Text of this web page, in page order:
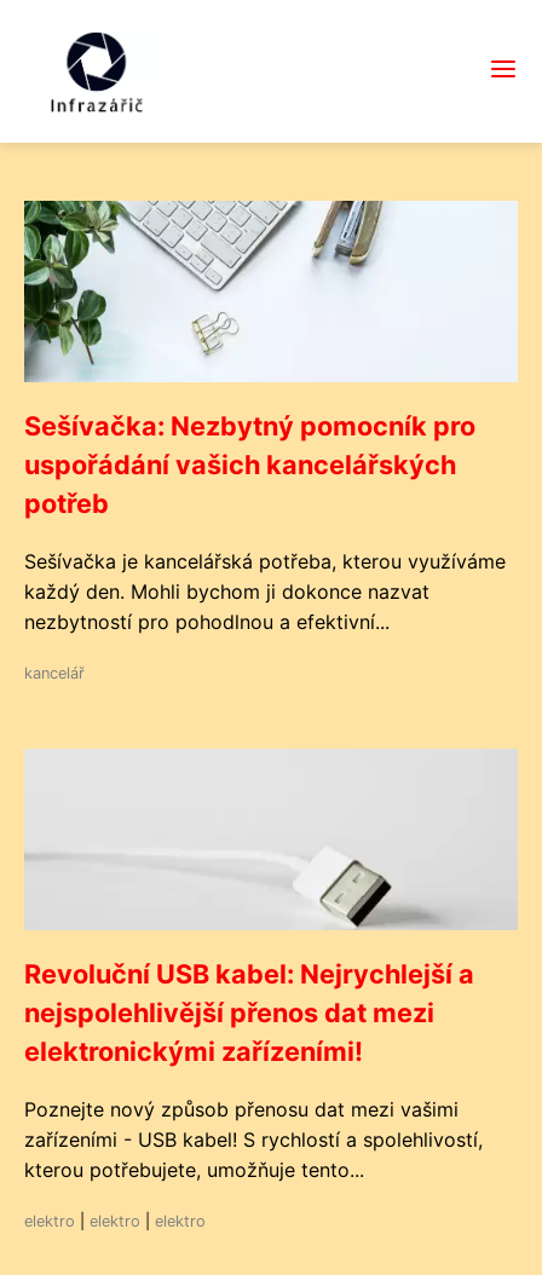
Sešívačka: Nezbytný pomocník pro
uspořádání vašich kancelářských
potřeb
Sešívačka je kancelářská potřeba, kterou využíváme
každý den. Mohli bychom ji dokonce nazvat
nezbytností pro pohodlnou a efektivní...
kancelář
Revoluční USB kabel: Nejrychlejší a
nejspolehlivější přenos dat mezi
elektronickými zařízeními!
Poznejte nový způsob přenosu dat mezi vašimi
zařízeními - USB kabel! S rychlostí a spolehlivostí,
kterou potřebujete, umožňuje tento...
elektro elektro elektro